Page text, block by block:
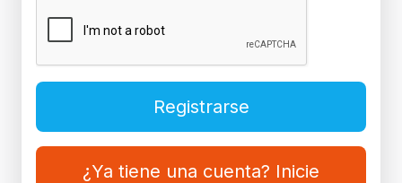
Registrarse
¿Ya tiene una cuenta? Inicie